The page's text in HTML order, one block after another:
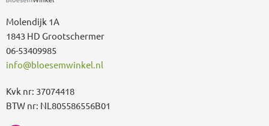
Molendijk 1A
1843 HD Grootschermer
06-53409985
info@bloesemwinkel.nl
Kvk nr: 37074418
BTW nr: NL805586556B01